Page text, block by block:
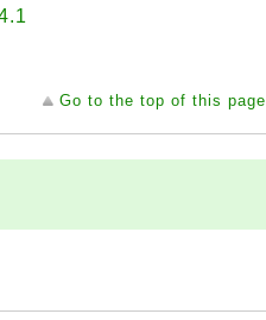
Go to the top of this page